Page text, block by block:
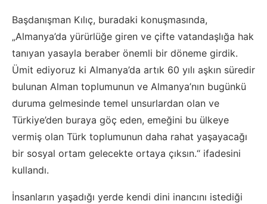
Başdanışman Kılıç, buradaki konuşmasında,
„Almanya’da yürürlüğe giren ve çifte vatandaşlığa hak
tanıyan yasayla beraber önemli bir döneme girdik.
Ümit ediyoruz ki Almanya’da artık 60 yılı aşkın süredir
bulunan Alman toplumunun ve Almanya’nın bugünkü
duruma gelmesinde temel unsurlardan olan ve
Türkiye’den buraya göç eden, emeğini bu ülkeye
vermiş olan Türk toplumunun daha rahat yaşayacağı
bir sosyal ortam gelecekte ortaya çıksın.“ ifadesini
kullandı.
İnsanların yaşadığı yerde kendi dini inancını istediği